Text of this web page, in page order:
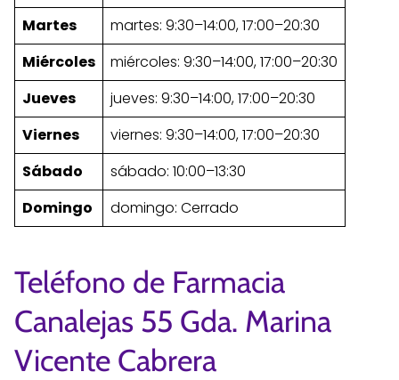
Martes
martes: 9:30–14:00, 17:00–20:30
Miércoles
miércoles: 9:30–14:00, 17:00–20:30
Jueves
jueves: 9:30–14:00, 17:00–20:30
Viernes
viernes: 9:30–14:00, 17:00–20:30
Sábado
sábado: 10:00–13:30
Domingo
domingo: Cerrado
Teléfono de Farmacia
Canalejas 55 Gda. Marina
Vicente Cabrera